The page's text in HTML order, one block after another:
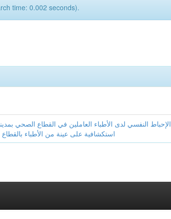
time: 0.002 seconds).
الإحباط النفسي لدى الأطباء العاملين في القطاع الصحي
استكشافية على عينة من الأطباء